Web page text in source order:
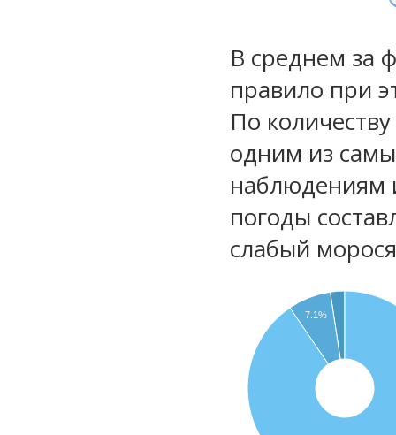
В среднем за
правило при
По
одним из
наблюдениям
погоды
слабый
7.1%